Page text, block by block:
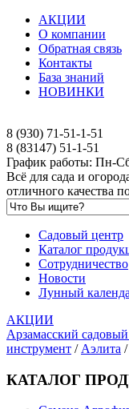
АКЦИИ
О компании
Обратная связь
Контакты
База знаний
НОВИНКИ
8 (930) 71-51-1-51
8 (83147) 51-1-51
График работы: Пн-
Всё для сада и
отличного качества
Садовый центр
Каталог
Сотрудничество
Новости
Лунный
АКЦИИ
Арзамасский
инструмент / Аэлита /
КАТАЛОГ